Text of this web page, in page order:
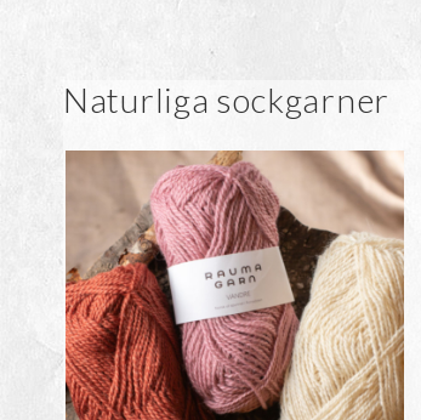
Naturliga sockgarner